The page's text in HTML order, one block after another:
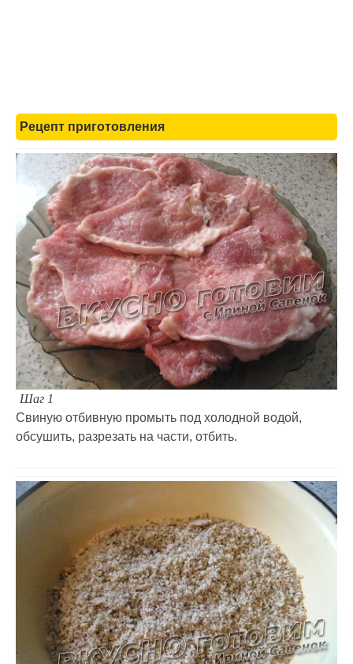
Рецепт приготовления
Шаг 1
Свиную отбивную промыть под холодной водой,
обсушить, разрезать на части, отбить.